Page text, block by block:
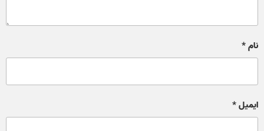
نام*
ایمیل*